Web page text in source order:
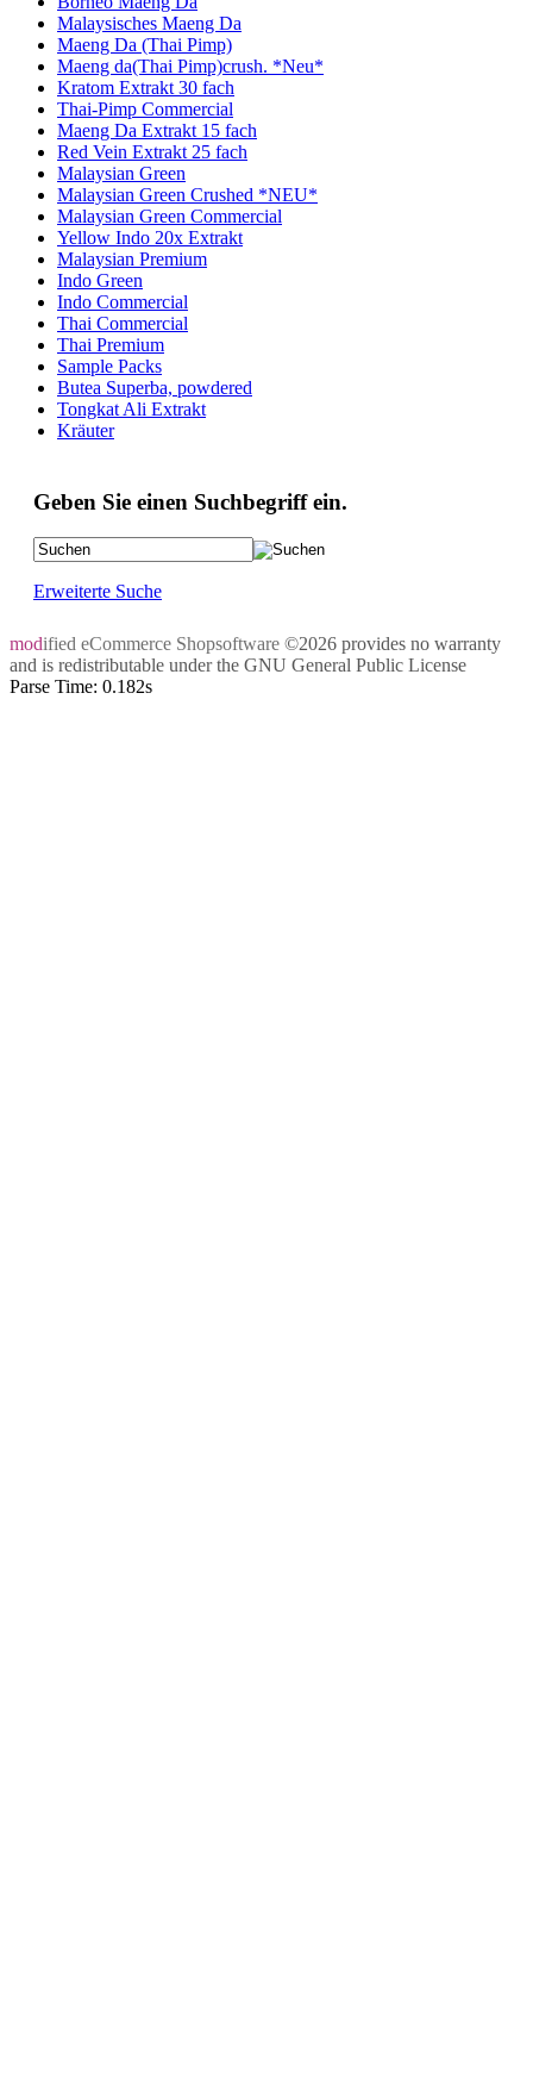
Malaysisches Maeng Da
Maeng Da (Thai Pimp)
Maeng da(Thai Pimp)crush. *Neu*
Kratom Extrakt 30 fach
Thai-Pimp Commercial
Maeng Da Extrakt 15 fach
Red Vein Extrakt 25 fach
Malaysian Green
Malaysian Green Crushed *NEU*
Malaysian Green Commercial
Yellow Indo 20x Extrakt
Malaysian Premium
Indo Green
Indo Commercial
Thai Commercial
Thai Premium
Sample Packs
Butea Superba, powdered
Tongkat Ali Extrakt
Kräuter
Geben Sie einen Suchbegriff ein.
Erweiterte Suche
modified eCommerce Shopsoftware ©2026 provides no warranty
and is redistributable under the GNU General Public License
Parse Time: 0.182s